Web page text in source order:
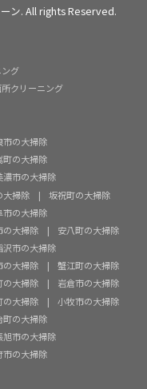
ン. All rights Reserved.
グ
クリーニング
市の大掃除
町の大掃除
濃市の大掃除
大掃除
坂祝町の大掃除
市の大掃除
の大掃除
安八町の大掃除
沢市の大掃除
の大掃除
蟹江町の大掃除
の大掃除
岩倉市の大掃除
の大掃除
小牧市の大掃除
町の大掃除
旭市の大掃除
市の大掃除